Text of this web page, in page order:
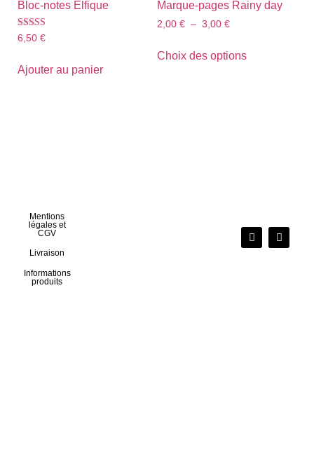
Bloc-notes Elfique
Note
5.00
6,50 €
Ajouter au panier
Marque-pages Rainy day
2,00 € – 3,00 €
Choix des options
Mentions
légales et
CGV
Livraison
Informations
produits